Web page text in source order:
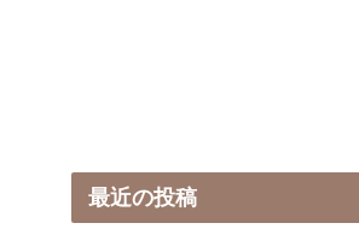
最近の投稿